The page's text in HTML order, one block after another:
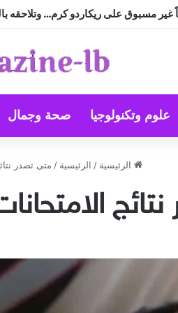
غير مسبوق على ريكاردو كرم… وتلاحقه
علوم وتكنولوجيا صحة وجمال
الرئيسية / الرئيسية / متى تصدر